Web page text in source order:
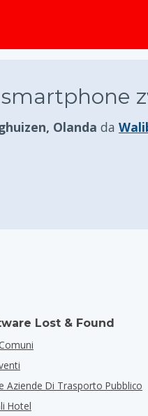
Olanda da
Lost & Found
Aziende Di Trasporto Pubblico
Hotel